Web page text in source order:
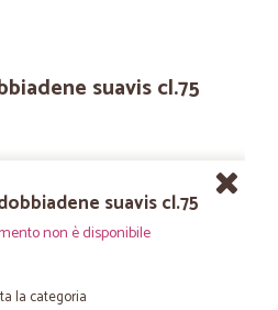
suavis cl.75
suavis cl.75
non è disponibile
la categoria